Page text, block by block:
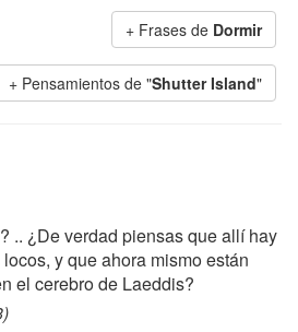
+ Frases de Dormir
+ Pensamientos de "Shutter Island"
.. ¿De verdad piensas que allí hay
y que ahora mismo están
el cerebro de Laeddis?